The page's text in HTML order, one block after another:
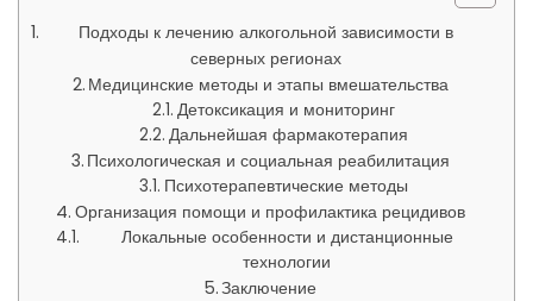
Подходы к лечению алкогольной зависимости в
северных регионах
Медицинские методы и этапы вмешательства
Детоксикация и мониторинг
Дальнейшая фармакотерапия
Психологическая и социальная реабилитация
Психотерапевтические методы
Организация помощи и профилактика рецидивов
Локальные особенности и дистанционные
технологии
Заключение